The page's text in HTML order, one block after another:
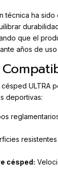
técnica ha sido
que el
años de
ULTRA
deportivas:
césped: